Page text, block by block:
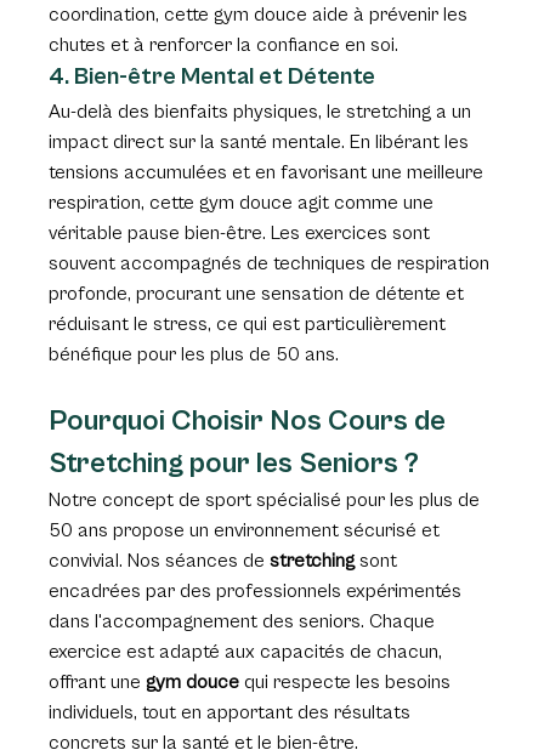
coordination, cette gym douce aide à prévenir les
chutes et à renforcer la confiance en soi.
4. Bien-être Mental et Détente
Au-delà des bienfaits physiques, le stretching a un
impact direct sur la santé mentale. En libérant les
tensions accumulées et en favorisant une meilleure
respiration, cette gym douce agit comme une
véritable pause bien-être. Les exercices sont
souvent accompagnés de techniques de respiration
profonde, procurant une sensation de détente et
réduisant le stress, ce qui est particulièrement
bénéfique pour les plus de 50 ans.
Pourquoi Choisir Nos Cours de
Stretching pour les Seniors ?
Notre concept de sport spécialisé pour les plus de
50 ans propose un environnement sécurisé et
convivial. Nos séances de stretching sont
encadrées par des professionnels expérimentés
dans l'accompagnement des seniors. Chaque
exercice est adapté aux capacités de chacun,
offrant une gym douce qui respecte les besoins
individuels, tout en apportant des résultats
concrets sur la santé et le bien-être.